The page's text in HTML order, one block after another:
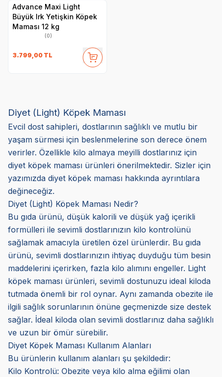
Advance Maxi Light
Büyük Irk Yetişkin Köpek
Maması 12 kg
(0)
3.799,00 TL
Diyet (Light) Köpek Maması
Evcil dost sahipleri, dostlarının sağlıklı ve mutlu bir
yaşam sürmesi için beslenmelerine son derece önem
verirler. Özellikle kilo almaya meyilli dostlarınız için
diyet köpek maması ürünleri önerilmektedir. Sizler için
yazımızda diyet köpek maması hakkında ayrıntılara
değineceğiz.
Diyet (Light) Köpek Maması Nedir?
Bu gıda ürünü, düşük kalorili ve düşük yağ içerikli
formülleri ile sevimli dostlarınızın kilo kontrolünü
sağlamak amacıyla üretilen özel ürünlerdir. Bu gıda
ürünü, sevimli dostlarınızın ihtiyaç duyduğu tüm besin
maddelerini içerirken, fazla kilo alımını engeller. Light
köpek maması ürünleri, sevimli dostunuzu ideal kiloda
tutmada önemli bir rol oynar. Aynı zamanda obezite ile
ilgili sağlık sorunlarının önüne geçmenizde size destek
sağlar. İdeal kiloda olan sevimli dostlarınız daha sağlıklı
ve uzun bir ömür sürebilir.
Diyet Köpek Maması Kullanım Alanları
Bu ürünlerin kullanım alanları şu şekildedir:
Kilo Kontrolü: Obezite veya kilo alma eğilimi olan